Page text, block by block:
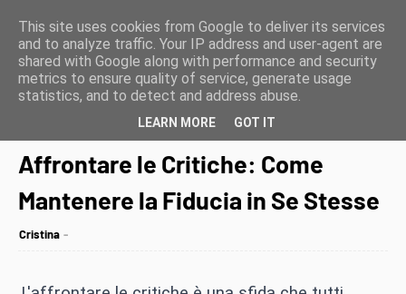
Affrontare le Critiche: Come Mantenere la Fiducia in Se Stesse
Affrontare le Critiche: Come
Mantenere la Fiducia in Se Stesse
Cristina
This site uses cookies from Google to deliver its services
and to analyze traffic. Your IP address and user-agent are
shared with Google along with performance and security
metrics to ensure quality of service, generate usage
statistics, and to detect and address abuse.
LEARN MORE GOT IT